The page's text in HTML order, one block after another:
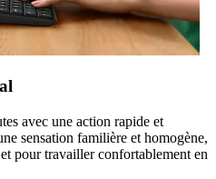
avec une action rapide et
sensation familière et homogène,
pour travailler confortablement en